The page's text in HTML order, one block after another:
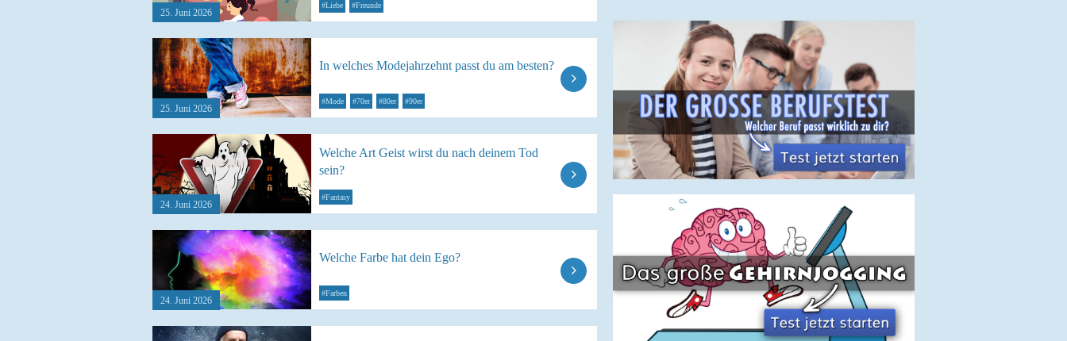
25. Juni 2026
#Liebe #Freunde
25. Juni 2026
In welches Modejahrzehnt passt du am besten?
#Mode #70er #80er #90er
24. Juni 2026
Welche Art Geist wirst du nach deinem Tod
sein?
#Fantasy
24. Juni 2026
Welche Farbe hat dein Ego?
#Farben